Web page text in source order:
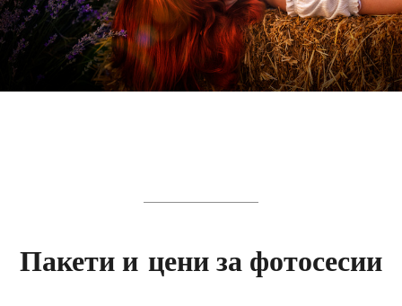
Пакети и цени за фотосесии